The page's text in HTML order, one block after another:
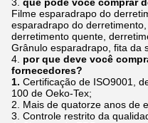
Filme esparadrapo do
esparadrapo do
derretimento quente,
Grânulo esparadrapo, fita da
4. por que deve você
fornecedores?
1. Certificação de ISO9001,
100 de Oeko-Tex;
2. Mais de quatorze anos de
3. Controle restrito da